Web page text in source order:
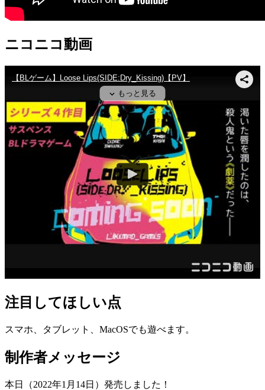
ニコニコ動画
注目してほしい点
スマホ、タブレット、MacOSでも遊べます。
制作者メッセージ
本日（2022年1月14日）発売しました！